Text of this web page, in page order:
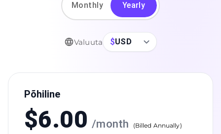
Monthly Yearly
Valuuta $USD
Põhiline
$6.00 /month (Billed Annually)